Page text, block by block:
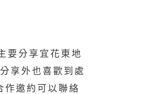
要分享宜花東地
享外也喜歡到處
作邀約可以聯絡